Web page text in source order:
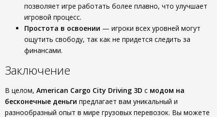
позволяет игре работать более плавно, что улучшает
игровой процесс.
Простота в освоении — игроки всех уровней могут
ощутить свободу, так как не придется следить за
финансами.
Заключение
В целом, American Cargo City Driving 3D с модом на
бесконечные деньги предлагает вам уникальный и
разнообразный опыт в мире грузовых перевозок. Вы можете